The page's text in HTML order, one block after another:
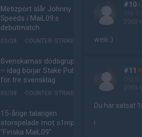
Metizport slår Johnny
Speeds i MaiL09:s
debutmatch
03/08 COUNTER-STRIKE
Svenskarnas dödsgrupp
– idag börjar Stake Pulse
för tre svensklag
03/08 COUNTER-STRIKE
15-årige talangen
storspelade mot s1mple:
"Finska MaiL09"
#10
2003-
weiii ;)
#11
2003-
Du har satsat
!